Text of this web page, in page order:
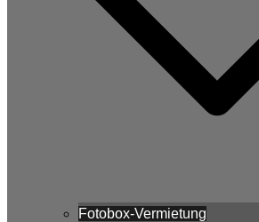
Fotobox-Vermietung